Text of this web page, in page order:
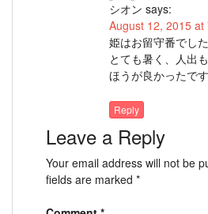
シオン says:
August 12, 2015 at
姫はお留守番でした
とても暑く、人出
ほうが良かったです
Reply
Leave a Reply
Your email address will not be
fields are marked *